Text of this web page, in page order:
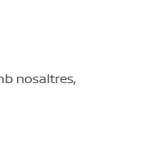
nosaltres,